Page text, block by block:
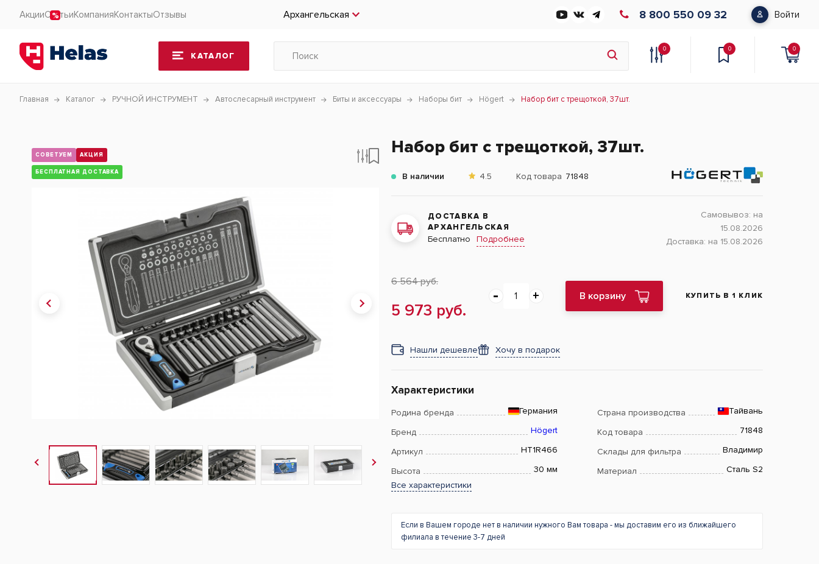
АкцииСтатьиКомпанияКонтактыОтзывы Архангельская 8 800 550 09 32 Войти
КАТАЛОГ
0 0 0
Главная Каталог РУЧНОЙ ИНСТРУМЕНТ Автослесарный инструмент Биты и аксессуары Наборы бит Högert Набор бит с трещоткой, 37шт.
СОВЕТУЕМ АКЦИЯ
БЕСПЛАТНАЯ ДОСТАВКА
Набор бит с трещоткой, 37шт.
В наличии 4.5 Код товара 71848
ДОСТАВКА В
АРХАНГЕЛЬСКАЯ
Бесплатно Подробнее
Самовывоз: на
15.08.2026
Доставка: на 15.08.2026
5 973 руб.
6 564 руб.
В корзину
КУПИТЬ В 1 КЛИК
Нашли дешевле Хочу в подарок
Характеристики
Родина бренда Германия Страна производства Тайвань
Бренд Högert Код товара 71848
Артикул HT1R466 Склады для фильтра Владимир
Высота 30 мм Материал
Сталь S2
Все характеристики
Если в Вашем городе нет в наличии нужного Вам товара - мы доставим его из ближайшего
филиала в течение 3-7 дней